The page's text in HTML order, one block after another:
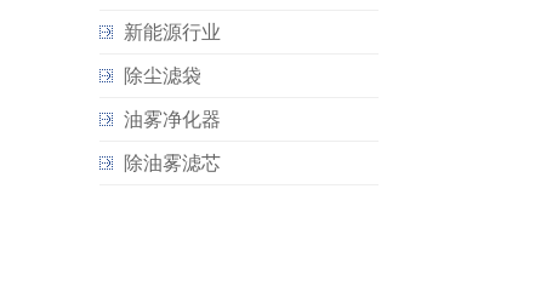
新能源行业
除尘滤袋
油雾净化器
除油雾滤芯